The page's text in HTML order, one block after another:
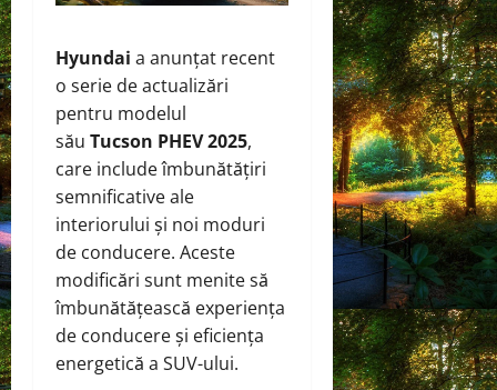
Hyundai a anunțat recent
o serie de actualizări
pentru modelul
său Tucson PHEV 2025,
care include îmbunătățiri
semnificative ale
interiorului și noi moduri
de conducere. Aceste
modificări sunt menite să
îmbunătățească experiența
de conducere și eficiența
energetică a SUV-ului.